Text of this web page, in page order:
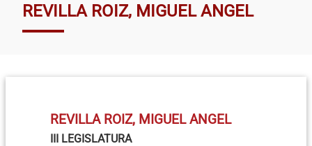
REVILLA ROIZ, MIGUEL ANGEL
REVILLA ROIZ, MIGUEL ANGEL
III LEGISLATURA